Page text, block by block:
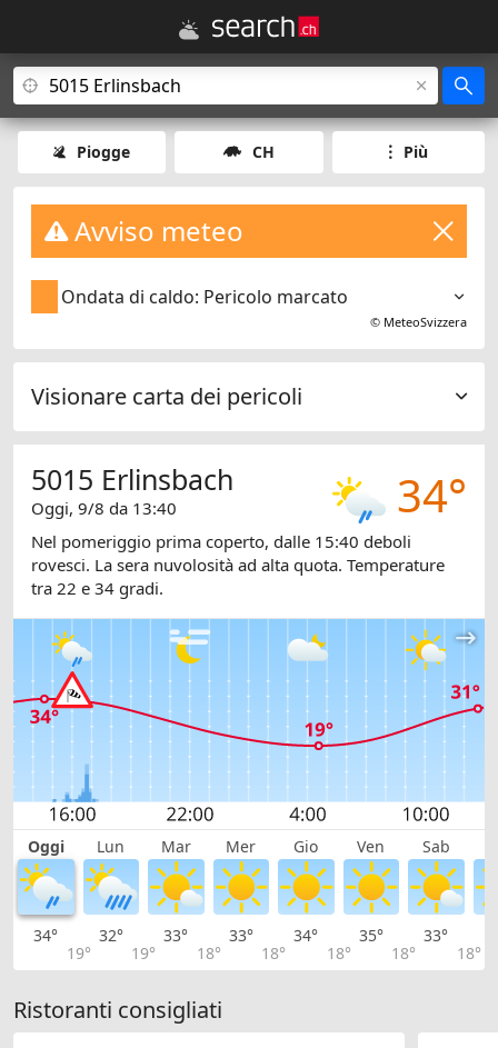
Piogge CH Più
Avviso meteo
Ondata di caldo: Pericolo marcato
© MeteoSvizzera
Visionare carta dei pericoli
34°
5015 Erlinsbach
Oggi, 9/8 da 13:40
Nel pomeriggio prima coperto, dalle 15:40 deboli
rovesci. La sera nuvolosità ad alta quota. Temperature
tra 22 e 34 gradi.
Oggi Lun Mar Mer Gio Ven Sab
34°
19°
32°
19°
33°
18°
33°
18°
34°
18°
35°
18°
33°
18°
Ristoranti consigliati